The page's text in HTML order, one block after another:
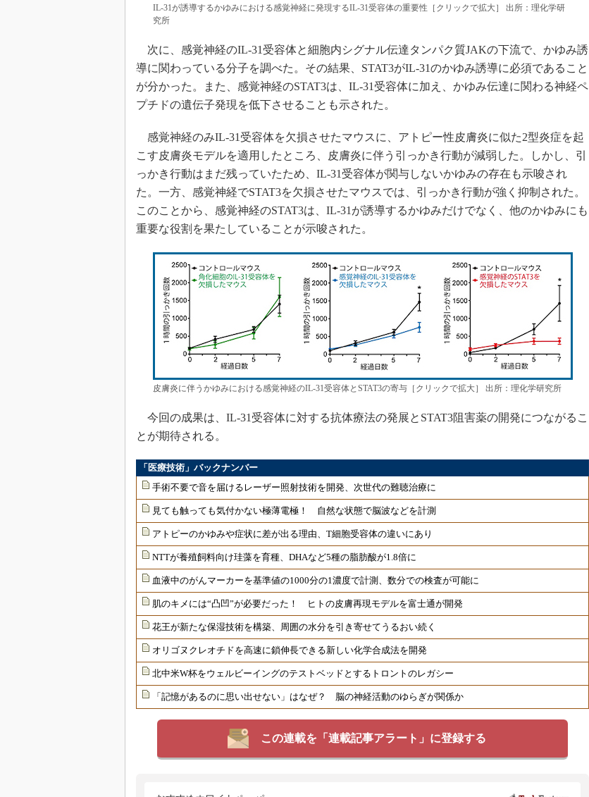
IL-31が誘導するかゆみにおける感覚神経に発現するIL-31受容体の重要性［クリックで拡大］ 出所：理化学研
究所
次に、感覚神経のIL-31受容体と細胞内シグナル伝達タンパク質JAKの下流で、かゆみ誘
導に関わっている分子を調べた。その結果、STAT3がIL-31のかゆみ誘導に必須であること
が分かった。また、感覚神経のSTAT3は、IL-31受容体に加え、かゆみ伝達に関わる神経ペ
プチドの遺伝子発現を低下させることも示された。
感覚神経のみIL-31受容体を欠損させたマウスに、アトピー性皮膚炎に似た2型炎症を起
こす皮膚炎モデルを適用したところ、皮膚炎に伴う引っかき行動が減弱した。しかし、引
っかき行動はまだ残っていたため、IL-31受容体が関与しないかゆみの存在も示唆され
た。一方、感覚神経でSTAT3を欠損させたマウスでは、引っかき行動が強く抑制された。
このことから、感覚神経のSTAT3は、IL-31が誘導するかゆみだけでなく、他のかゆみにも
重要な役割を果たしていることが示唆された。
皮膚炎に伴うかゆみにおける感覚神経のIL-31受容体とSTAT3の寄与［クリックで拡大］ 出所：理化学研究所
今回の成果は、IL-31受容体に対する抗体療法の発展とSTAT3阻害薬の開発につながるこ
とが期待される。
「医療技術」バックナンバー
手術不要で音を届けるレーザー照射技術を開発、次世代の難聴治療に
見ても触っても気付かない極薄電極！ 自然な状態で脳波などを計測
アトピーのかゆみや症状に差が出る理由、T細胞受容体の違いにあり
NTTが養殖飼料向け珪藻を育種、DHAなど5種の脂肪酸が1.8倍に
血液中のがんマーカーを基準値の1000分の1濃度で計測、数分での検査が可能に
肌のキメには“凸凹”が必要だった！ ヒトの皮膚再現モデルを富士通が開発
花王が新たな保湿技術を構築、周囲の水分を引き寄せてうるおい続く
オリゴヌクレオチドを高速に鎖伸長できる新しい化学合成法を開発
北中米W杯をウェルビーイングのテストベッドとするトロントのレガシー
「記憶があるのに思い出せない」はなぜ？ 脳の神経活動のゆらぎが関係か
この連載を「連載記事アラート」に登録する